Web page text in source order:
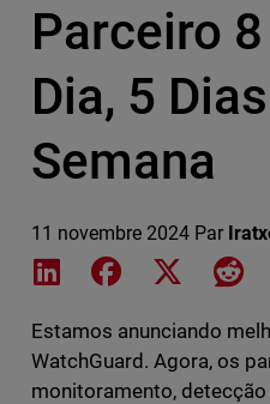
Parceiro
Dia, 5
Semana
11 novembre 2024 Par
Share on LinkedIn
Share onShare on X
Estamos anunciando
WatchGuard. Agora, os
monitoramento,